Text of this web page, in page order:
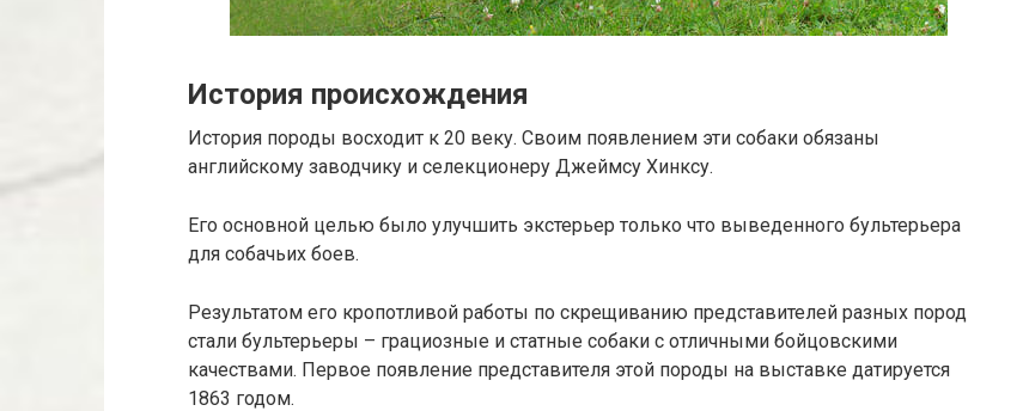
История происхождения
История породы восходит к 20 веку. Своим появлением эти собаки обязаны
английскому заводчику и селекционеру Джеймсу Хинксу.
Его основной целью было улучшить экстерьер только что выведенного бультерьера
для собачьих боев.
Результатом его кропотливой работы по скрещиванию представителей разных пород
стали бультерьеры – грациозные и статные собаки с отличными бойцовскими
качествами. Первое появление представителя этой породы на выставке датируется
1863 годом.